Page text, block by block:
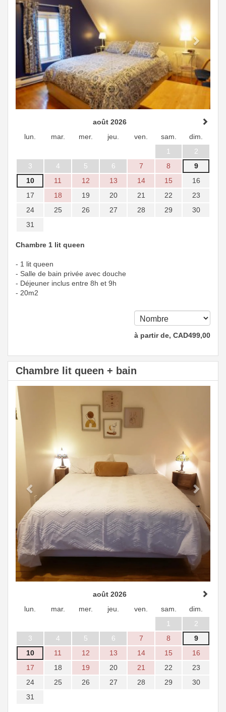
août 2026
lun.
mar. mer. jeu. ven. sam.
dim.
1
2
3
4 5 6 7 8
9
10
11 12 13 14 15
16
17
18 19 20 21 22
23
24
25 26 27 28 29
30
31
Chambre 1 lit queen
- 1 lit queen
- Salle de bain privée avec douche
- Déjeuner inclus entre 8h et 9h
- 20m2
à partir de‚ CAD499,00
Chambre lit queen + bain
août 2026
lun.
mar. mer. jeu. ven. sam.
dim.
1
2
3
4 5 6 7 8
9
10
11 12 13 14 15
16
17
18 19 20 21 22
23
24
25 26 27 28 29
30
31